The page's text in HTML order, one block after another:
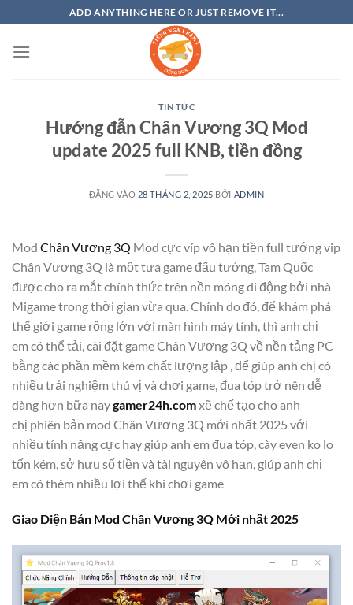
qua
nội
ADD ANYTHING HERE OR JUST REMOVE IT...
TIN TỨC
Hướng đẫn Chân Vương 3Q Mod
update 2025 full KNB, tiền đồng
ĐĂNG VÀO 28 THÁNG 2, 2025 BỞI ADMIN
Mod Chân Vương 3Q Mod cực víp vô hạn tiền full tướng vip
Chân Vương 3Q là một tựa game đấu tướng, Tam Quốc
được cho ra mắt chính thức trên nền móng di động bởi nhà
Migame trong thời gian vừa qua. Chính do đó, để khám phá
thế giới game rộng lớn với màn hình máy tính, thì anh chị
em có thể tải, cài đặt game Chân Vương 3Q về nền tảng PC
bằng các phần mềm kém chất lượng lập , để giúp anh chị có
nhiều trải nghiệm thú vị và chơi game, đua tóp trở nên dễ
dàng hơn bữa naygamer24h.comxẽ chế tạo cho anh
chị phiên bản mod Chân Vương 3Q mới nhất 2025 với
nhiều tính năng cực hay giúp anh em đua tóp, cày even ko lo
tốn kém, sở hưu số tiền và tài nguyên vô hạn, giúp anh chị
em có thêm nhiều lợi thế khi chơi game
Giao Diện Bản Mod Chân Vương 3Q Mới nhất 2025